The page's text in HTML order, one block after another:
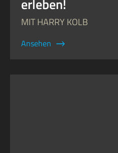
MIT HARRY KOLB
Ansehen